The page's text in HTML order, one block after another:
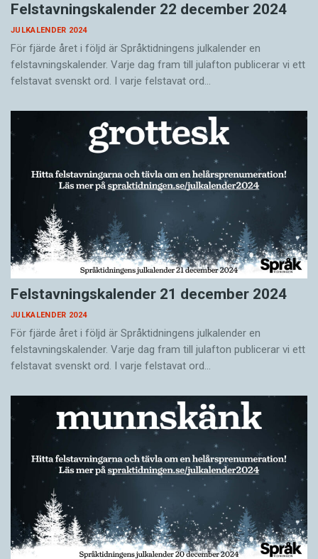
Felstavningskalender 22 december 2024
JULKALENDER 2024
För fjärde året i följd är Språktidningens julkalender en
felstavningskalender. Varje dag fram till julafton publicerar vi ett
felstavat svenskt ord. I varje felstavat ord…
Felstavningskalender 21 december 2024
JULKALENDER 2024
För fjärde året i följd är Språktidningens julkalender en
felstavningskalender. Varje dag fram till julafton publicerar vi ett
felstavat svenskt ord. I varje felstavat ord…